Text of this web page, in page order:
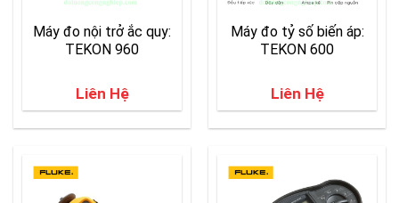
Máy đo nội trở ắc quy:
TEKON 960
Liên Hệ
Máy đo tỷ số biến áp:
TEKON 600
Liên Hệ